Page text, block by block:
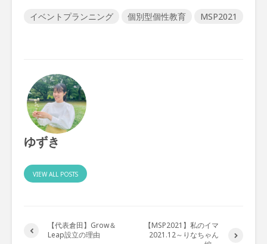
イベントプランニング 個別型個性教育 MSP2021
ゆずき
VIEW ALL POSTS
【代表倉田】Grow＆
Leap設立の理由
【MSP2021】私のイマ
2021.12～りなちゃん